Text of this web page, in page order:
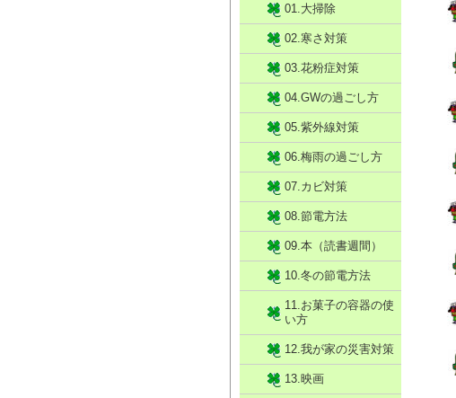
01.大掃除
02.寒さ対策
03.花粉症対策
04.GWの過ごし方
05.紫外線対策
06.梅雨の過ごし方
07.カビ対策
08.節電方法
09.本（読書週間）
10.冬の節電方法
11.お菓子の容器の使
い方
12.我が家の災害対策
13.映画